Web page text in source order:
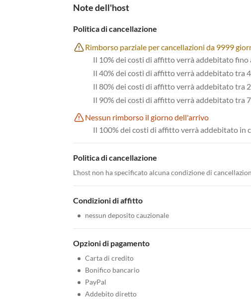
Note dell'host
Politica di cancellazione
Rimborso parziale per cancellazioni da 9999
Il 10% dei costi di affitto verrà addebitato
Il 40% dei costi di affitto verrà addebitato tra
Il 80% dei costi di affitto verrà addebitato tra
Il 90% dei costi di affitto verrà addebitato tra
Nessun rimborso il giorno dell'arrivo
Il 100% dei costi di affitto verrà addebitato in
Politica di cancellazione
L'host non ha specificato alcuna condizione di
Condizioni di affitto
• nessun deposito cauzionale
Opzioni di pagamento
• Carta di credito
• Bonifico bancario
• PayPal
• Addebito diretto